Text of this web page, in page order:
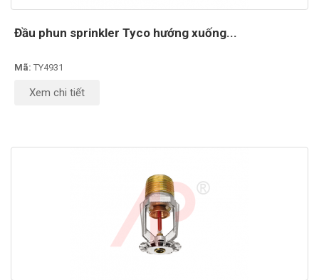
Đầu phun sprinkler Tyco hướng xuống...
Mã: TY4931
Xem chi tiết